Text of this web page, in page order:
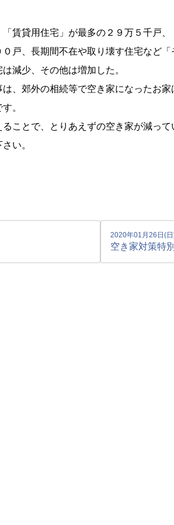
賃貸用住宅」が最多の２９万５千戸
戸、長期間不在や取り壊す住宅など
減少、その他は増加した。
、郊外の相続等で空き家になったお
。
ことで、とりあえずの空き家が減って
い。
2020年01月26日(
空き家対策特